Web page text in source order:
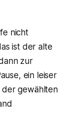
nicht
ist der alte
zur
ein leiser
der gewählten